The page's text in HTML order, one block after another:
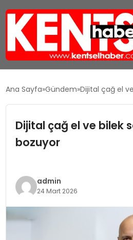
EKONOMI
TEKNOLOJI
MAGAZIN
Ana Sayfa Gündem Dijital çağ el
Dijital çağ el ve bilek
bozuyor
admin
24 Mart 2026